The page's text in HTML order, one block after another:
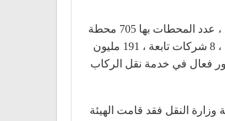
والجدير بالذكر أن هيئة السكك الحديد تمتلك خطوط حديدية بطول 9570 كم وتخدم عدد 23 محافظة وتنقل ما يقرب من 420 مليون راكب سنويا ، عدد المحطات بها 705 محطة
ويوجد عدد 1332 مزلقانا و3040 عربة ركاب منها 850 عربة مكيفة و8553 عربة بضائع و793 جرار، 826 كوبرى و100 نفق ، 6 مناطق ، 9 قطاعات ، 8 شركات تابعة ، 191 مليون
الإستثمارية للهيئة لعام 2019/2020 وتقوم سكك حديد مصر بدور فعال في خدمة نقل الركاب
وزارة النقل فقد قامت الهيئة